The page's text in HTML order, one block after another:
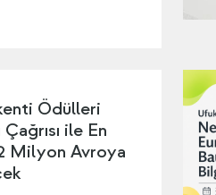
Ödülleri
ile En
Milyon Avroya